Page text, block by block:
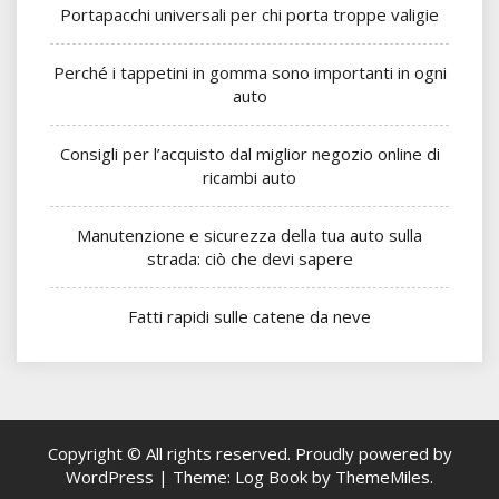
Portapacchi universali per chi porta troppe valigie
Perché i tappetini in gomma sono importanti in ogni
auto
Consigli per l’acquisto dal miglior negozio online di
ricambi auto
Manutenzione e sicurezza della tua auto sulla
strada: ciò che devi sapere
Fatti rapidi sulle catene da neve
Copyright © All rights reserved. Proudly powered by
WordPress | Theme: Log Book by ThemeMiles.